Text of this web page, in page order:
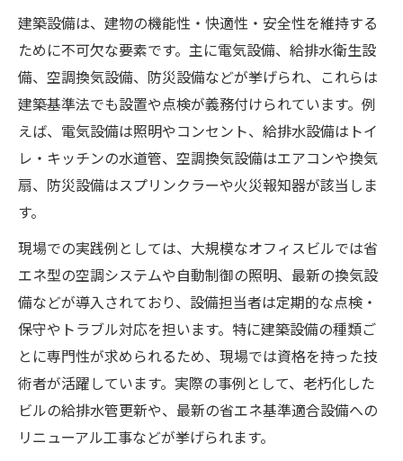
建築設備は、建物の機能性・快適性・安全性を維持する
ために不可欠な要素です。主に電気設備、給排水衛生設
備、空調換気設備、防災設備などが挙げられ、これらは
建築基準法でも設置や点検が義務付けられています。例
えば、電気設備は照明やコンセント、給排水設備はトイ
レ・キッチンの水道管、空調換気設備はエアコンや換気
扇、防災設備はスプリンクラーや火災報知器が該当しま
す。
現場での実践例としては、大規模なオフィスビルでは省
エネ型の空調システムや自動制御の照明、最新の換気設
備などが導入されており、設備担当者は定期的な点検・
保守やトラブル対応を担います。特に建築設備の種類ご
とに専門性が求められるため、現場では資格を持った技
術者が活躍しています。実際の事例として、老朽化した
ビルの給排水管更新や、最新の省エネ基準適合設備への
リニューアル工事などが挙げられます。